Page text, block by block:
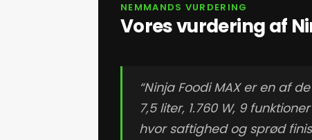
NEMMANDS VURDERING
Vores vurdering af
“Ninja Foodi MAX er en af
7,5 liter, 1.760 W, 9
hvor saftighed og sprød